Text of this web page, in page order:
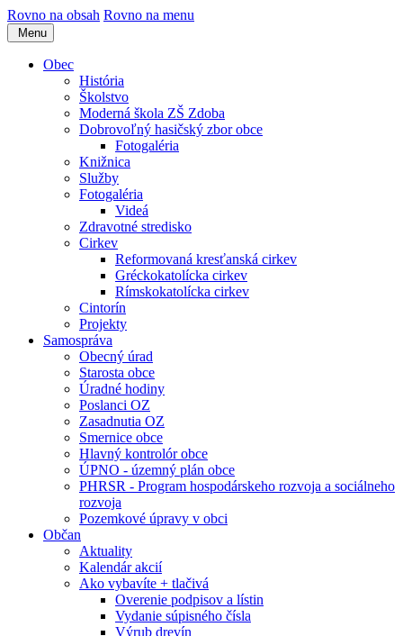
Rovno na obsah Rovno na menu
Menu
Obec
História
Školstvo
Moderná škola ZŠ Zdoba
Dobrovoľný hasičský zbor obce
Fotogaléria
Knižnica
Služby
Fotogaléria
Videá
Zdravotné stredisko
Cirkev
Reformovaná kresťanská cirkev
Gréckokatolícka cirkev
Rímskokatolícka cirkev
Cintorín
Projekty
Samospráva
Obecný úrad
Starosta obce
Úradné hodiny
Poslanci OZ
Zasadnutia OZ
Smernice obce
Hlavný kontrolór obce
ÚPNO - územný plán obce
PHRSR - Program hospodárskeho rozvoja a sociálneho
rozvoja
Pozemkové úpravy v obci
Občan
Aktuality
Kalendár akcií
Ako vybavíte + tlačivá
Overenie podpisov a lístin
Vydanie súpisného čísla
Výrub drevín